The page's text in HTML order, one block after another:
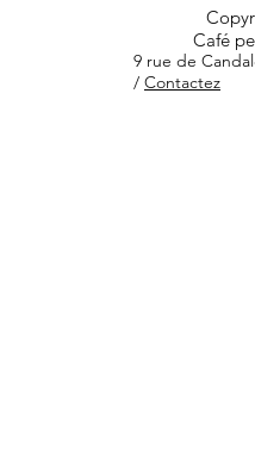
Café
9 rue de
/ Contactez